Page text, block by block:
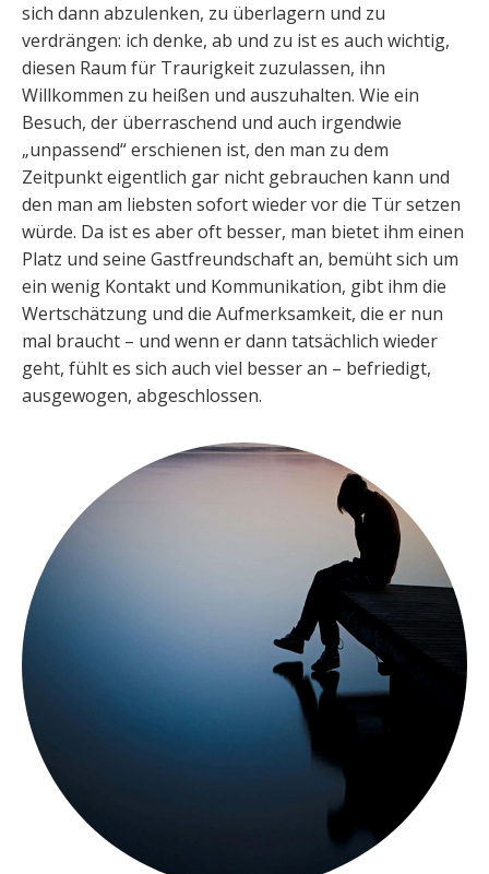
sich dann abzulenken, zu überlagern und zu
verdrängen: ich denke, ab und zu ist es auch wichtig,
diesen Raum für Traurigkeit zuzulassen, ihn
Willkommen zu heißen und auszuhalten. Wie ein
Besuch, der überraschend und auch irgendwie
„unpassend“ erschienen ist, den man zu dem
Zeitpunkt eigentlich gar nicht gebrauchen kann und
den man am liebsten sofort wieder vor die Tür setzen
würde. Da ist es aber oft besser, man bietet ihm einen
Platz und seine Gastfreundschaft an, bemüht sich um
ein wenig Kontakt und Kommunikation, gibt ihm die
Wertschätzung und die Aufmerksamkeit, die er nun
mal braucht – und wenn er dann tatsächlich wieder
geht, fühlt es sich auch viel besser an – befriedigt,
ausgewogen, abgeschlossen.